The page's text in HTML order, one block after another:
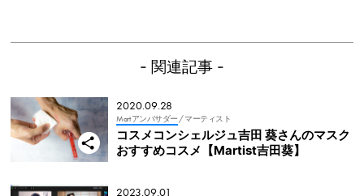
- 関連記事 -
2020.09.28
Mart アンバサダー / マーティスト
コスメコンシェルジュ吉田 葵さんのマスク
おすすめコスメ【Martist吉田葵】
2023.09.01